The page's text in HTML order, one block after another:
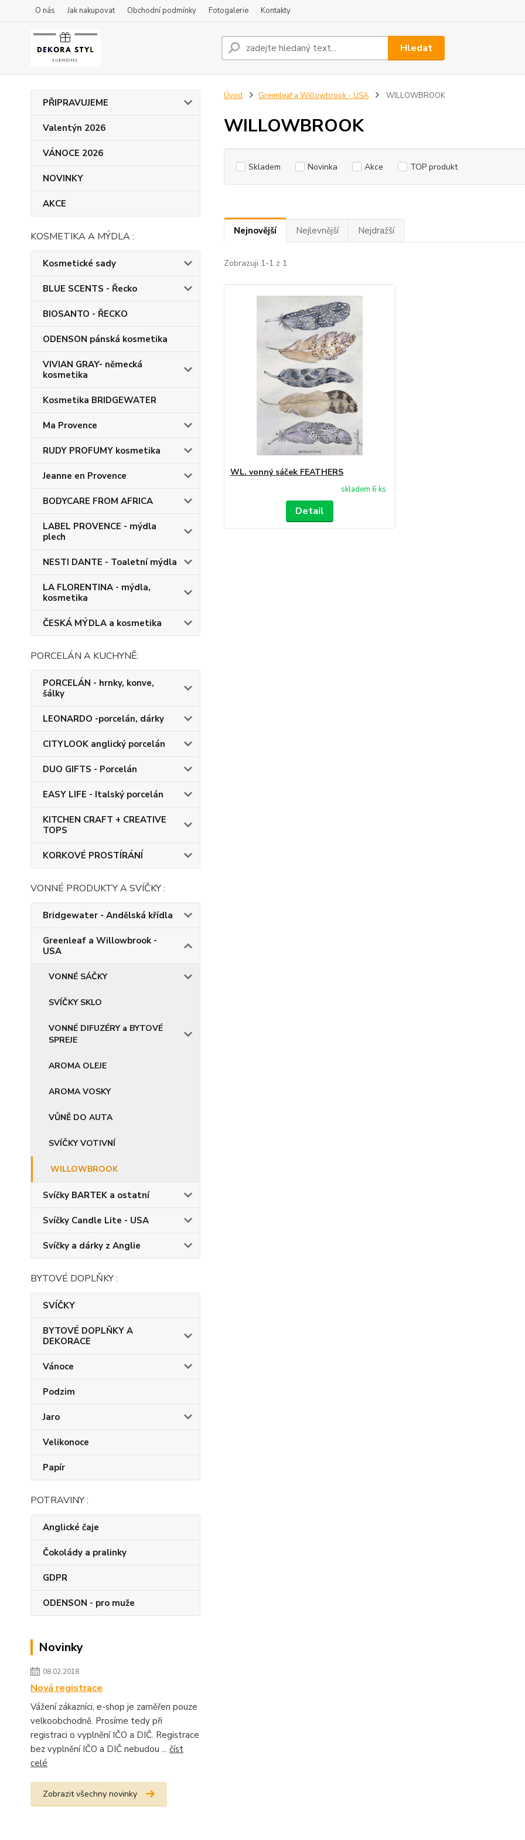
O nás Jak nakupovat Obchodní podmínky Fotogalerie Kontakty
Hledat
PŘIPRAVUJEME
Valentýn 2026
VÁNOCE 2026
NOVINKY
AKCE
KOSMETIKA A MÝDLA :
Kosmetické sady
BLUE SCENTS - Řecko
BIOSANTO - ŘECKO
ODENSON pánská kosmetika
VIVIAN GRAY- německá
kosmetika
Kosmetika BRIDGEWATER
Ma Provence
RUDY PROFUMY kosmetika
Jeanne en Provence
BODYCARE FROM AFRICA
LABEL PROVENCE - mýdla
plech
NESTI DANTE - Toaletní mýdla
LA FLORENTINA - mýdla,
kosmetika
ČESKÁ MÝDLA a kosmetika
PORCELÁN A KUCHYNĚ:
PORCELÁN - hrnky, konve,
šálky
LEONARDO -porcelán, dárky
CITYLOOK anglický porcelán
DUO GIFTS - Porcelán
EASY LIFE - Italský porcelán
KITCHEN CRAFT + CREATIVE
TOPS
KORKOVÉ PROSTÍRÁNÍ
VONNÉ PRODUKTY A SVÍČKY :
Bridgewater - Andělská křídla
Greenleaf a Willowbrook -
USA
VONNÉ SÁČKY
SVÍČKY SKLO
VONNÉ DIFUZÉRY a BYTOVÉ
SPREJE
AROMA OLEJE
AROMA VOSKY
VŮNĚ DO AUTA
SVÍČKY VOTIVNÍ
WILLOWBROOK
Svíčky BARTEK a ostatní
Svíčky Candle Lite - USA
Svíčky a dárky z Anglie
BYTOVÉ DOPLŇKY :
SVÍČKY
BYTOVÉ DOPLŇKY A
DEKORACE
Vánoce
Podzim
Jaro
Velikonoce
Papír
POTRAVINY :
Anglické čaje
Čokolády a pralinky
GDPR
ODENSON - pro muže
Novinky
08.02.2018
Nová registrace
Vážení zákazníci, e-shop je zaměřen pouze
velkoobchodně. Prosíme tedy při
registraci o vyplnění IČO a DIČ. Registrace
bez vyplnění IČO a DIČ nebudou ... číst
celé
Zobrazit všechny novinky
Úvod Greenleaf a Willowbrook - USA WILLOWBROOK
WILLOWBROOK
Skladem Novinka Akce TOP produkt
Nejnovější Nejlevnější Nejdražší
Zobrazuji 1-1 z 1
WL. vonný sáček FEATHERS
skladem 6 ks
Detail